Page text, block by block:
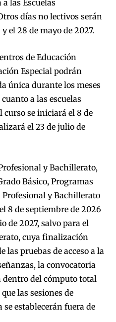
las Escuelas
días no lectivos serán
el 28 de mayo de 2027.
de Educación
Especial podrán
única durante los meses
a las escuelas
se iniciará el 8 de
el 23 de julio de
y Bachillerato,
Básico, Programas
y Bachillerato
8 de septiembre de 2026
de 2027, salvo para el
cuya finalización
las pruebas de acceso a la
la convocatoria
del cómputo total
las sesiones de
establecerán fuera de